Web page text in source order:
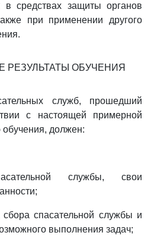
в средствах защиты органов
при применении другого
РЕЗУЛЬТАТЫ ОБУЧЕНИЯ
служб, прошедший
с настоящей примерной
обучения, должен:
службы, свои
спасательной службы и
выполнения задач;